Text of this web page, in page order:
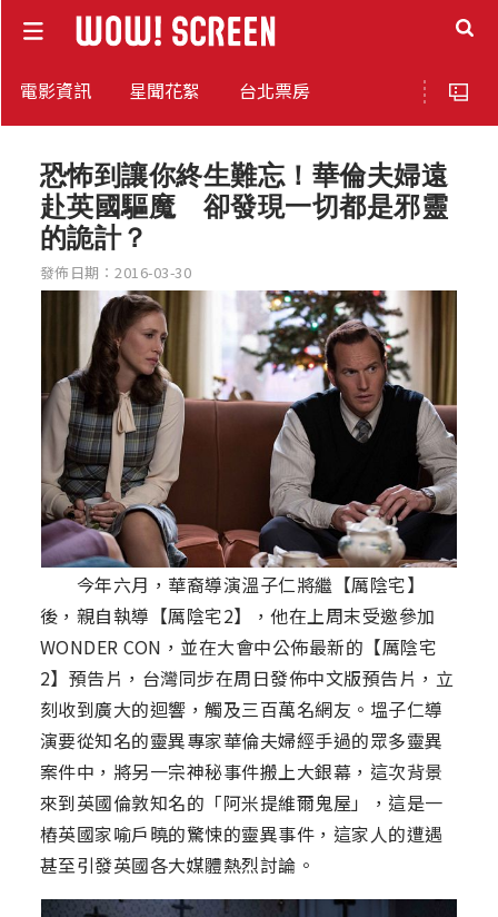
電影資訊 星聞花絮 台北票房
恐怖到讓你終生難忘！華倫夫婦遠
赴英國驅魔 卻發現一切都是邪靈
的詭計？
發佈日期：2016-03-30
今年六月，華裔導演溫子仁將繼【厲陰宅】
後，親自執導【厲陰宅2】，他在上周末受邀參加
WONDER CON，並在大會中公佈最新的【厲陰宅
2】預告片，台灣同步在周日發佈中文版預告片，立
刻收到廣大的迴響，觸及三百萬名網友。塭子仁導
演要從知名的靈異專家華倫夫婦經手過的眾多靈異
案件中，將另一宗神秘事件搬上大銀幕，這次背景
來到英國倫敦知名的「阿米提維爾鬼屋」，這是一
樁英國家喻戶曉的驚悚的靈異事件，這家人的遭遇
甚至引發英國各大媒體熱烈討論。